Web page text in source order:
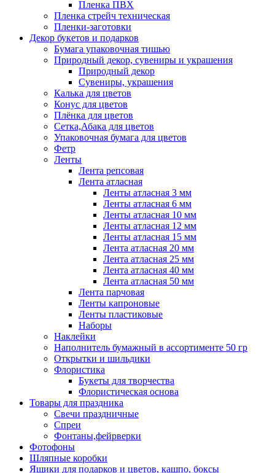
Пленка ПВХ
Пленка стрейч техническая
Пленки-заготовки
Декор букетов и подарков
Бумага упаковочная тишью
Природный декор, сувениры и украшения
Природный декор
Сувениры, украшения
Калька для цветов
Конус для цветов
Плёнка для цветов
Сетка,Абака для цветов
Упаковочная бумага для цветов
Фетр
Ленты
Лента репсовая
Лента атласная
Ленты атласная 3 мм
Ленты атласная 6 мм
Ленты атласная 10 мм
Ленты атласная 12 мм
Ленты атласная 15 мм
Лента атласная 20 мм
Лента атласная 25 мм
Лента атласная 40 мм
Лента атласная 50 мм
Лента парчовая
Ленты капроновые
Ленты пластиковые
Наборы
Наклейки
Наполнитель бумажный в ассортименте 50 гр
Открытки и шильдики
Флористика
Букеты для творчества
Флористическая основа
Товары для праздника
Свечи праздничные
Спреи
Фонтаны,фейрверки
Фотофоны
Шляпные коробки
Ящики для подарков и цветов, кашпо, боксы